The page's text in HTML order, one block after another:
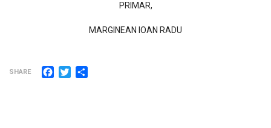
PRIMAR,
MARGINEAN IOAN RADU
SHARE Facebook
Twitter